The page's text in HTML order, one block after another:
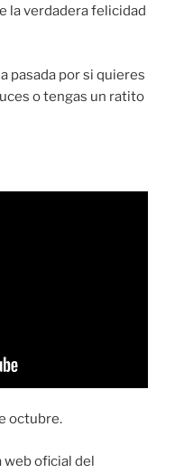
la verdadera felicidad
pasada por si quieres
o tengas un ratito
octubre.
web oficial del